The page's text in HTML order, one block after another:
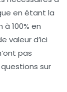
en étant la
100% en
valeur d’ici
pas
sur